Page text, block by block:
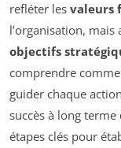
refléter les valeurs
l’organisation,
objectifs
comprendre
guider chaque
succès à long terme
étapes clés pour